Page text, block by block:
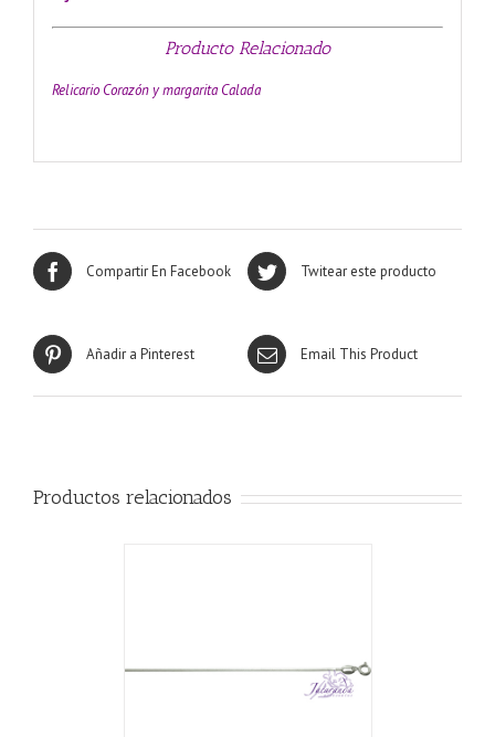
Producto Relacionado
Relicario Corazón y margarita CaladaCadena de Plata 925 1+1
Compartir En Facebook Twitear este producto
Añadir a Pinterest Email This Product
Productos relacionados